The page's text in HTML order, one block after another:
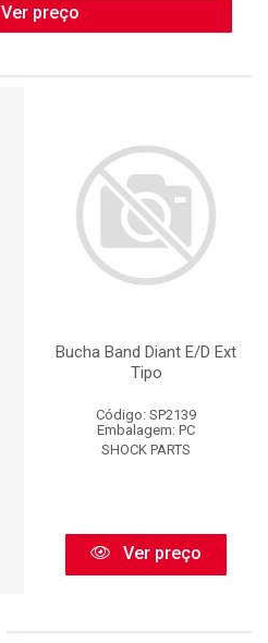
Ver preço
Bucha Band Diant E/D Ext
Tipo
Código: SP2139
Embalagem: PC
SHOCK PARTS
Ver preço